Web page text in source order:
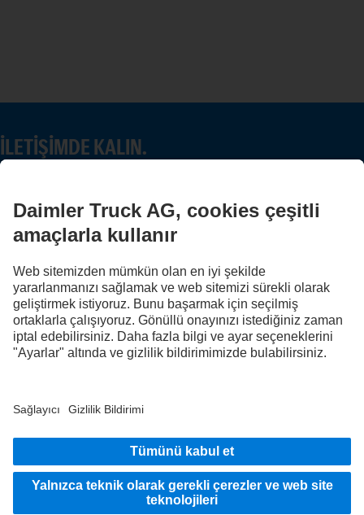
İLETIŞIMDE KALIN.
FOLLOW THE ROADSTARS.
Deneyimlerinizi şimdi diğer kamyon sürücüleriyle paylaşın.